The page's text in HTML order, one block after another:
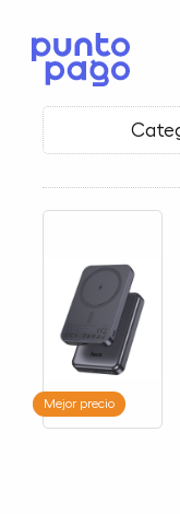
Mejor precio